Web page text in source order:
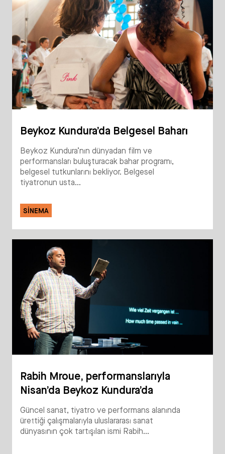
Beykoz Kundura’da Belgesel Baharı
Beykoz Kundura’nın dünyadan film ve
performansları buluşturacak bahar programı,
belgesel tutkunlarını bekliyor. Belgesel
tiyatronun usta...
SINEMA
Rabih Mroue, performanslarıyla
Nisan’da Beykoz Kundura’da
Güncel sanat, tiyatro ve performans alanında
ürettiği çalışmalarıyla uluslararası sanat
dünyasının çok tartışılan ismi Rabih...